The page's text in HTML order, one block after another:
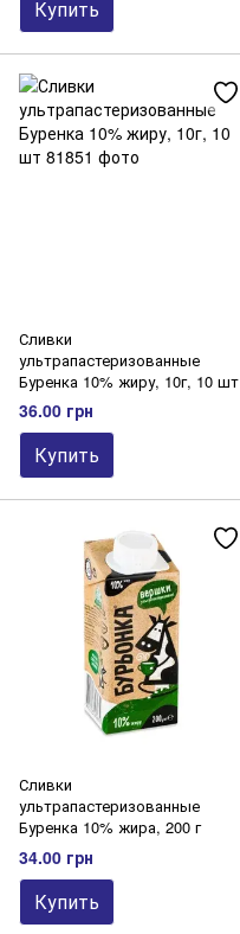
Купить
Сливки
ультрапастеризованные
Буренка 10% жиру, 10г, 10 шт
36.00 грн
Купить
Сливки
ультрапастеризованные
Буренка 10% жира, 200 г
34.00 грн
Купить